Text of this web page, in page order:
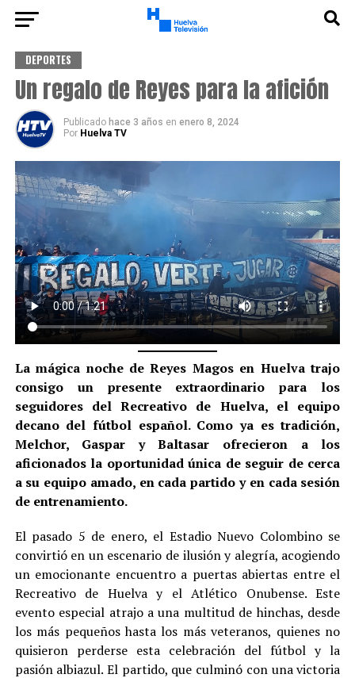
DEPORTES
Un regalo de Reyes para la afición
Publicado hace 3 años en enero 8, 2024
Por Huelva TV
La mágica noche de Reyes Magos en Huelva trajo
consigo un presente extraordinario para los
seguidores del Recreativo de Huelva, el equipo
decano del fútbol español. Como ya es tradición,
Melchor, Gaspar y Baltasar ofrecieron a los
aficionados la oportunidad única de seguir de cerca
a su equipo amado, en cada partido y en cada sesión
de entrenamiento.
El pasado 5 de enero, el Estadio Nuevo Colombino se
convirtió en un escenario de ilusión y alegría, acogiendo
un emocionante encuentro a puertas abiertas entre el
Recreativo de Huelva y el Atlético Onubense. Este
evento especial atrajo a una multitud de hinchas, desde
los más pequeños hasta los más veteranos, quienes no
quisieron perderse esta celebración del fútbol y la
pasión albiazul. El partido, que culminó con una victoria